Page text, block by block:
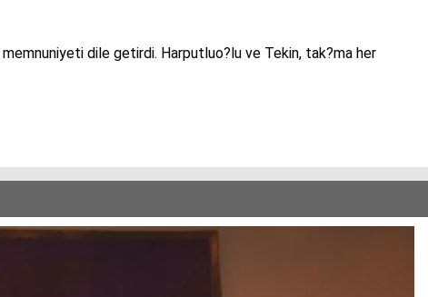
dile getirdi. Harputluo?lu ve Tekin, tak?ma her